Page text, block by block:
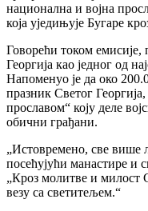
национална и војна
која уједињује Бугаре
Говорећи током емисије,
Георгија као једног од
Напоменуо је да око
празник Светог
прославом“ коју деле
обични грађани.
„Истовремено, све више
посећујући манастире и
„Кроз молитве и милост
везу са светитељем.“